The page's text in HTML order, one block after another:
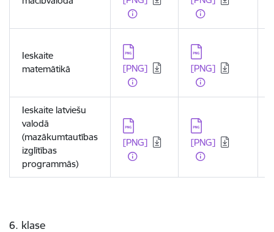
Ieskaite
matemātikā
Lejupielādēt:
[PNG]
Lejupielādēt:
[PNG]
Ieskaite latviešu
valodā
(mazākumtautības
izglītības
programmās)
Lejupielādēt:
[PNG]
Lejupielādēt:
[PNG]
6. klase